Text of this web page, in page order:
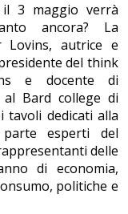
il 3 maggio verrà
ancora? La
Lovins, autrice e
del think
e docente di
al Bard college di
tavoli dedicati alla
esperti del
delle
di economia,
politiche e